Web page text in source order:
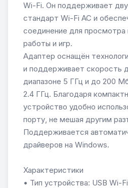
Wi-Fi. Он поддерживает
стандарт Wi-Fi AC и
соединение для просмотра
работы и игр.
Адаптер оснащён
и поддерживает скорость
диапазоне 5 ГГц и до 200
2.4 ГГц. Благодаря
устройство удобно
порту, не мешая другим
Поддерживается
драйверов на Windows.
Характеристики
• Тип устройства: USB Wi-